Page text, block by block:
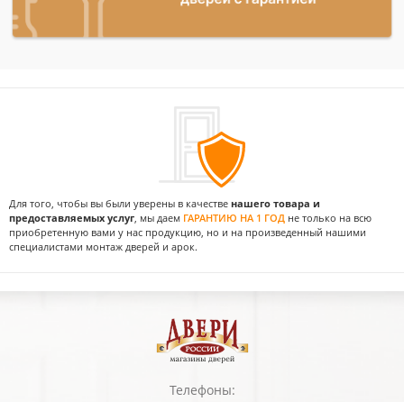
Для того, чтобы вы были уверены в качестве нашего товара и
предоставляемых услуг , мы даем ГАРАНТИЮ НА 1 ГОД не только на всю
приобретенную вами у нас продукцию, но и на произведенный нашими
специалистами монтаж дверей и арок.
Телефоны: